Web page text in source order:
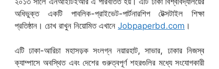
অধিভুক্ত একটি পাবলিক-প্রাইভেট-পার্টনারশিপ টেক্সটাইল শিক্ষা
প্রতিষ্ঠান। চোখ রাখুন নিয়োমিত এখানে Jobpaperbd.com ।
এটি ঢাকা-আরিচা মহাসড়ক সংলগ্ন নয়ারহাট, সাভার, ঢাকার নিজস্ব
ক্যাম্পাসে অবস্থিত এবং দেশের গুরুত্বপূর্ণ শহরগুলির মধ্যে সংযোগকারী